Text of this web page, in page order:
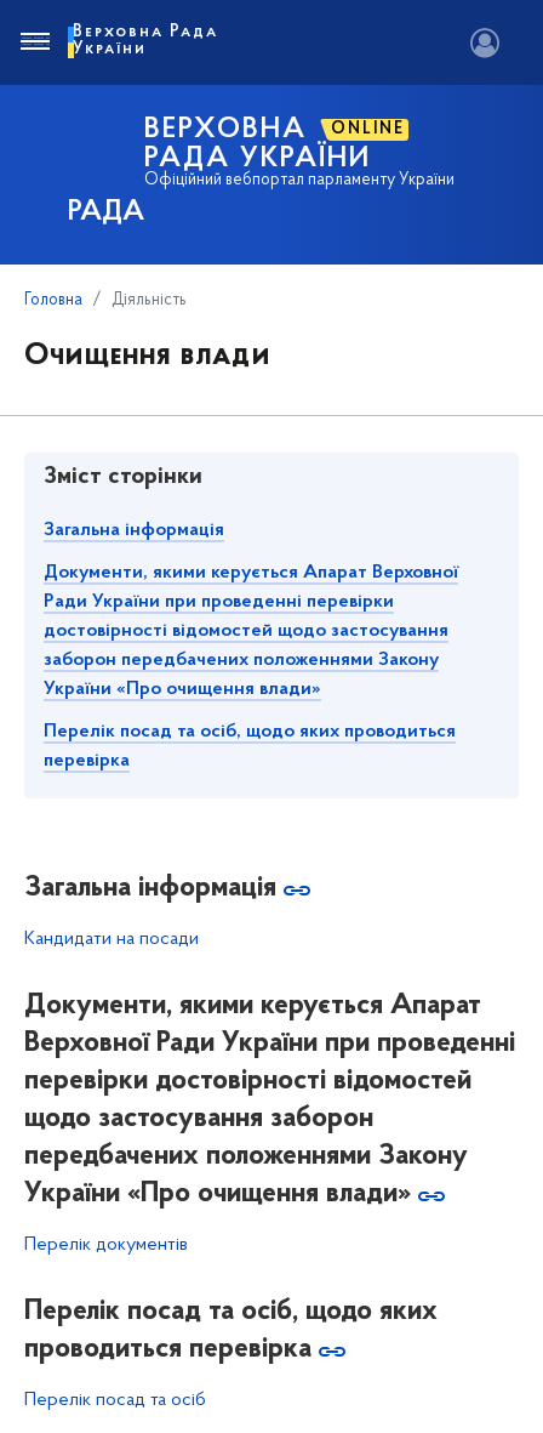
РАДА
ВЕРХОВНА ONLINE
РАДА УКРАЇНИ
Офіційний вебпортал парламенту України
Верховна Рада
України
Головна Діяльність
Очищення влади
Зміст сторінки
Загальна інформація
Документи, якими керується Апарат Верховної
Ради України при проведенні перевірки
достовірності відомостей щодо застосування
заборон передбачених положеннями Закону
України «Про очищення влади»
Перелік посад та осіб, щодо яких проводиться
перевірка
Загальна інформація
Кандидати на посади
Документи, якими керується Апарат
Верховної Ради України при проведенні
перевірки достовірності відомостей
щодо застосування заборон
передбачених положеннями Закону
України «Про очищення влади»
Перелік документів
Перелік посад та осіб, щодо яких
проводиться перевірка
Перелік посад та осіб